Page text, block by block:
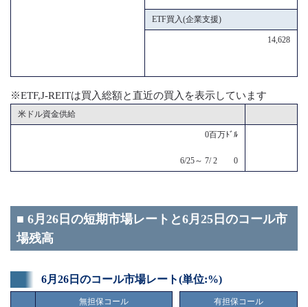
ETF買入(企業支援)
14,628
※ETF,J-REITは買入総額と直近の買入を表示しています
米ドル資金供給
0百万ﾄﾞﾙ
6/25～ 7/ 2 0
■ 6月26日の短期市場レートと6月25日のコール市
場残高
6月26日のコール市場レート(単位:%)
無担保コール 有担保コール